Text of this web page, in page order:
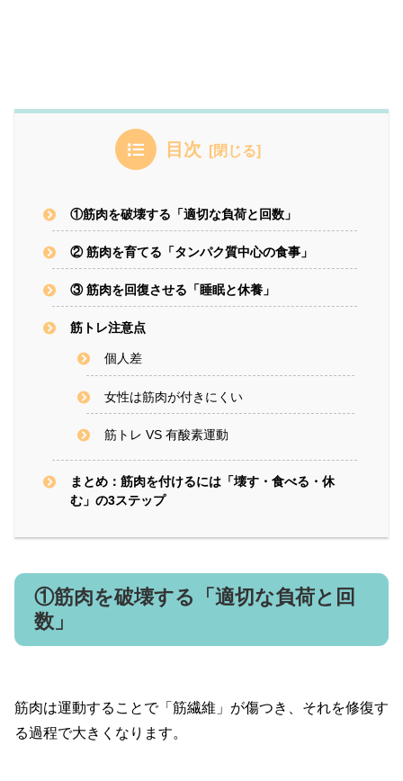
目次
①筋肉を破壊する「適切な負荷と回数」
② 筋肉を育てる「タンパク質中心の食事」
③ 筋肉を回復させる「睡眠と休養」
筋トレ注意点
個人差
女性は筋肉が付きにくい
筋トレ VS 有酸素運動
まとめ：筋肉を付けるには「壊す・食べる・休
む」の3ステップ
①筋肉を破壊する「適切な負荷と回
数」
筋肉は運動することで「筋繊維」が傷つき、それを修復す
る過程で大きくなります。